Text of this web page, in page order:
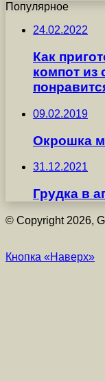
Популярное
24.02.2022
Как
компот из
09.02.2019
Окрошка
31.12.2021
Грудка в
© Copyright 2026,
Кнопка «Наверх»